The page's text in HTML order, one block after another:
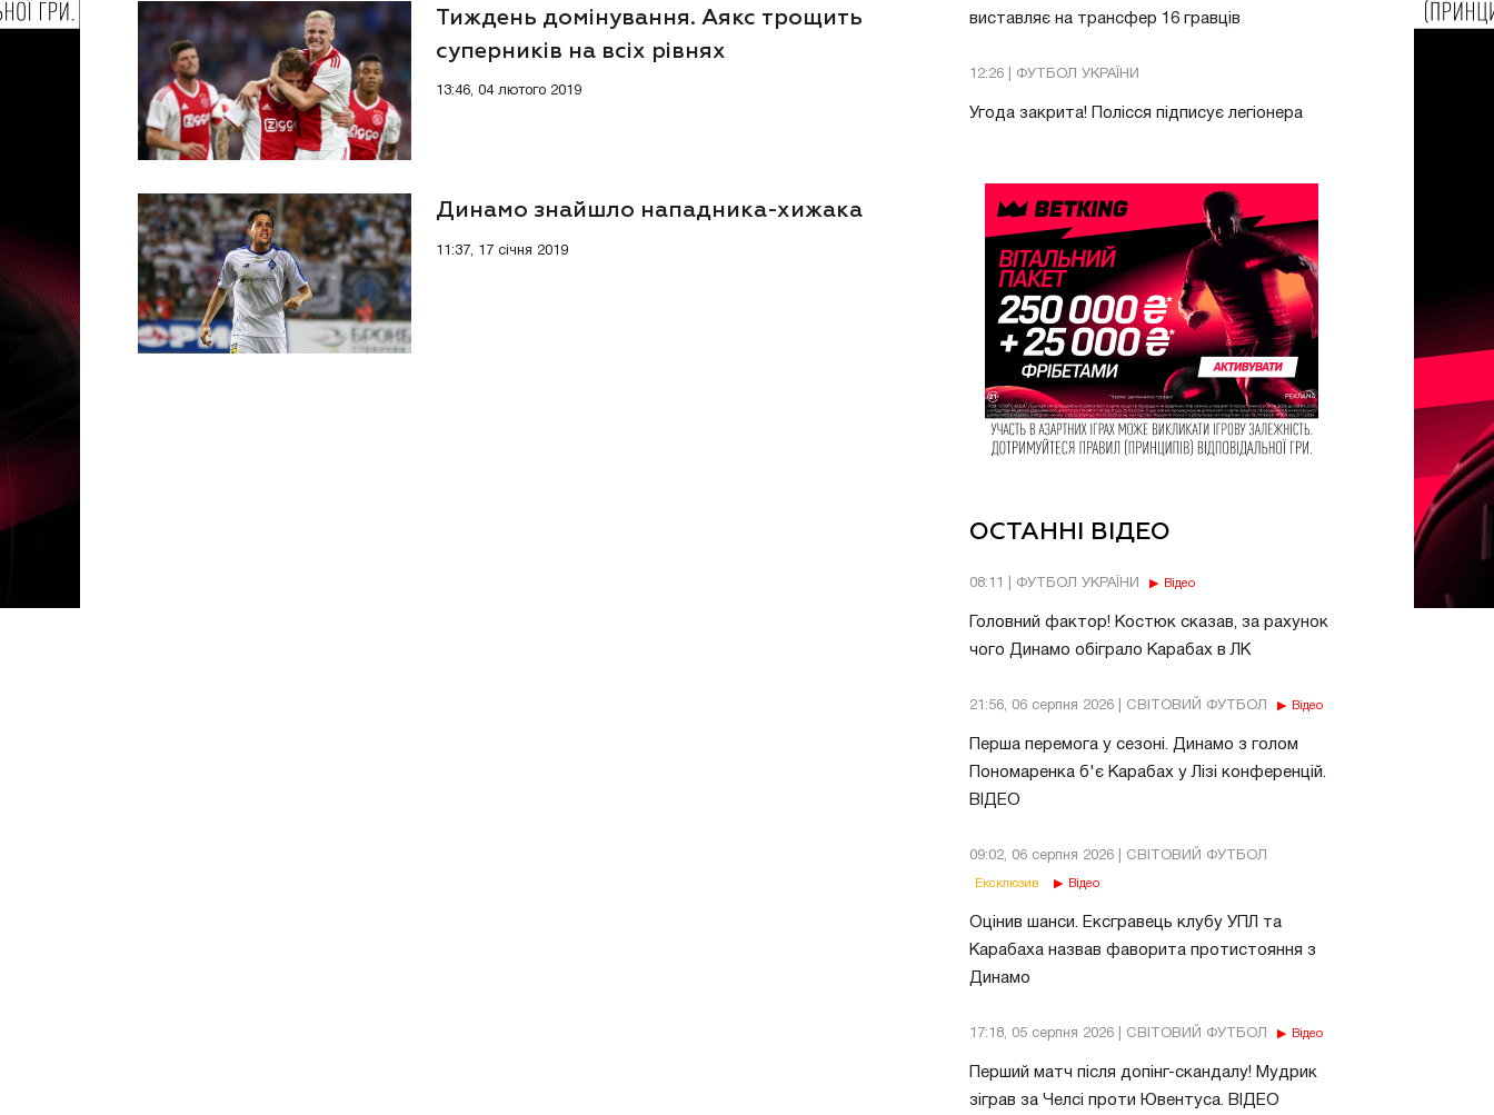
виставляє на трансфер 16 гравців
12:26 | ФУТБОЛ УКРАЇНИ
Угода закрита! Полісся підписує легіонера
ОСТАННІ ВІДЕО
08:11 | ФУТБОЛ УКРАЇНИ Відео
Головний фактор! Костюк сказав, за рахунок
чого Динамо обіграло Карабах в ЛК
21:56, 06 серпня 2026 | СВІТОВИЙ ФУТБОЛ Відео
Перша перемога у сезоні. Динамо з голом
Пономаренка б'є Карабах у Лізі конференцій.
ВІДЕО
09:02, 06 серпня 2026 | СВІТОВИЙ ФУТБОЛ
Ексклюзив Відео
Оцінив шанси. Ексгравець клубу УПЛ та
Карабаха назвав фаворита протистояння з
Динамо
17:18, 05 серпня 2026 | СВІТОВИЙ ФУТБОЛ Відео
Перший матч після допінг-скандалу! Мудрик
зіграв за Челсі проти Ювентуса. ВІДЕО
Тиждень домінування. Аякс трощить
суперників на всіх рівнях
13:46, 04 лютого 2019
Динамо знайшло нападника-хижака
11:37, 17 січня 2019